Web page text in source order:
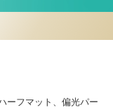
ーフマット、偏光パー